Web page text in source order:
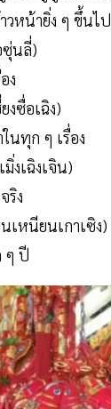
หน้ายิ่ง ๆ ขึ้นไป
นลี่)
ง
งซื่อเฉิง)
นทุก ๆ เรื่อง
งเฉิงเจิน)
ริง
เหนียนเกาเซิง)
ๆ ปี